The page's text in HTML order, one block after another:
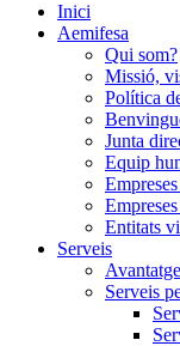
Inici
Aemifesa
Qui som?
Missió,
Política
Junta
Equip
Entitats
Serveis
Serveis